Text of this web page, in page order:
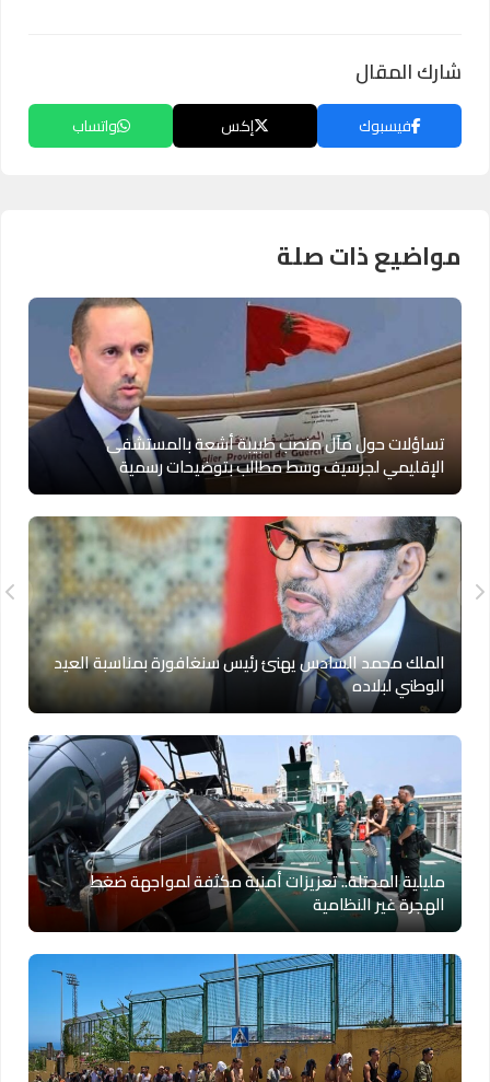
شارك المقال
فيسبوك إكس واتساب
مواضيع ذات صلة
تساؤلات حول مآل منصب طبيبة أشعة بالمستشفى
الإقليمي لجرسيف وسط مطالب بتوضيحات رسمية
الملك محمد السادس يهنئ رئيس سنغافورة بمناسبة العيد
الوطني لبلاده
مليلية المحتلة.. تعزيزات أمنية مكثفة لمواجهة ضغط
الهجرة غير النظامية